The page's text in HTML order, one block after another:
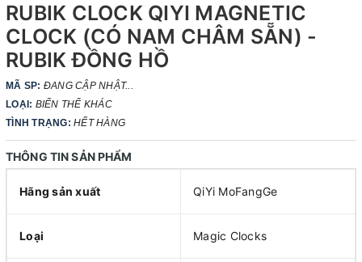
RUBIK CLOCK QIYI MAGNETIC
CLOCK (CÓ NAM CHÂM SẴN) -
RUBIK ĐỒNG HỒ
MÃ SP: ĐANG CẬP NHẬT...
LOẠI: BIẾN THỂ KHÁC
TÌNH TRẠNG: HẾT HÀNG
THÔNG TIN SẢN PHẨM
Hãng sản xuất QiYi MoFangGe
Loại Magic Clocks